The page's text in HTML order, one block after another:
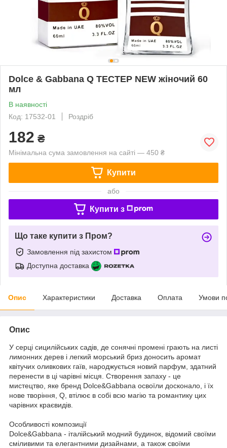
Dolce & Gabbana Q ТЕСТЕР NEW жіночий 60
мл
В наявності
Код: 17532-01
Роздріб
182 ₴
Мінімальна сума замовлення на сайті — 450 ₴
Купити
або
Купити з
Що таке купити з Пром?
Замовлення під захистом
Доступна доставка
Опис Характеристики Доставка Оплата Умови
Опис
У серці сицилійських садів, де сонячні промені грають на листі
лимонних дерев і легкий морський бриз доносить аромат
квітучих оливкових гаїв, народжується новий парфум, здатний
перенести в ці чарівні місця. Створення запаху - це
мистецтво, яке бренд Dolce&Gabbana освоїли досконало, і їх
нове творіння, Q, втілює в собі всю магію та романтику цих
чарівних краєвидів.
Особливості композиції
Dolce&Gabbana - італійський модний будинок, відомий своїми
сміливими та елегантними дизайнами, а також своїми